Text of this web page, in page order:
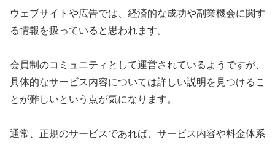
ウェブサイトや広告では、経済的な成功や副業機会に関す
る情報を扱っていると思われます。
会員制のコミュニティとして運営されているようですが、
具体的なサービス内容については詳しい説明を見つけるこ
とが難しいという点が気になります。
通常、正規のサービスであれば、サービス内容や料金体系